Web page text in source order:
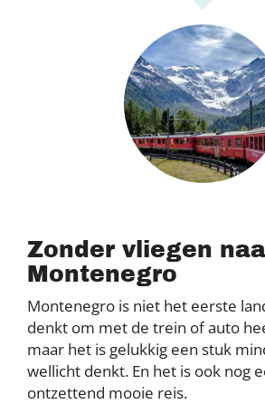
Zonder vliegen
Montenegro
Montenegro is niet het eerste
denkt om met de trein of auto
maar het is gelukkig een stuk
wellicht denkt. En het is ook nog
ontzettend mooie reis.